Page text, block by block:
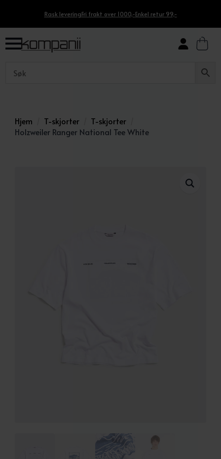
Rask leveringFri frakt over 1000,-Enkel retur 99,-
Hjem T-skjorter
T-skjorter
Holzweiler Ranger National Tee White